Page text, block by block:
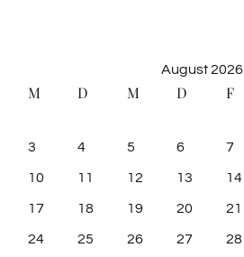
August 2026
M D M D F
3 4 5 6 7
10 11 12 13 14
17 18 19 20 21
24 25 26 27 28